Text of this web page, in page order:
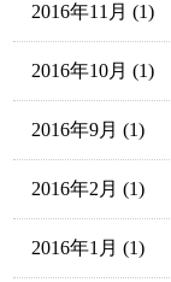
2016年11月 (1)
2016年10月 (1)
2016年9月 (1)
2016年2月 (1)
2016年1月 (1)